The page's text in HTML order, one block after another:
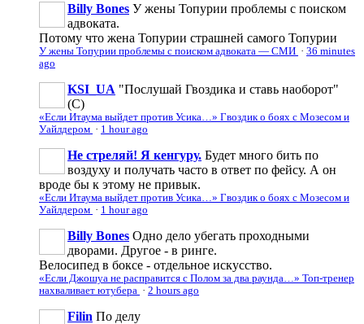
Billy Bones У жены Топурии проблемы с поиском
адвоката.
Потому что жена Топурии страшней самого Топурии
У жены Топурии проблемы с поиском адвоката — СМИ · 36 minutes
ago
KSI_UA "Послушай Гвоздика и ставь наоборот"
(С)
«Если Итаума выйдет против Усика…» Гвоздик о боях с Мозесом и
Уайлдером · 1 hour ago
Не стреляй! Я кенгуру. Будет много бить по
воздуху и получать часто в ответ по фейсу. А он
вроде бы к этому не привык.
«Если Итаума выйдет против Усика…» Гвоздик о боях с Мозесом и
Уайлдером · 1 hour ago
Billy Bones Одно дело убегать проходными
дворами. Другое - в ринге.
Велосипед в боксе - отдельное искусство.
«Если Джошуа не расправится с Полом за два раунда…» Топ-тренер
нахваливает ютубера · 2 hours ago
Filin По делу